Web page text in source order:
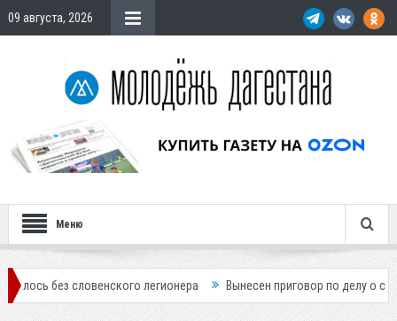
09 августа, 2026
Меню
словенского легионера Вынесен приговор по делу о